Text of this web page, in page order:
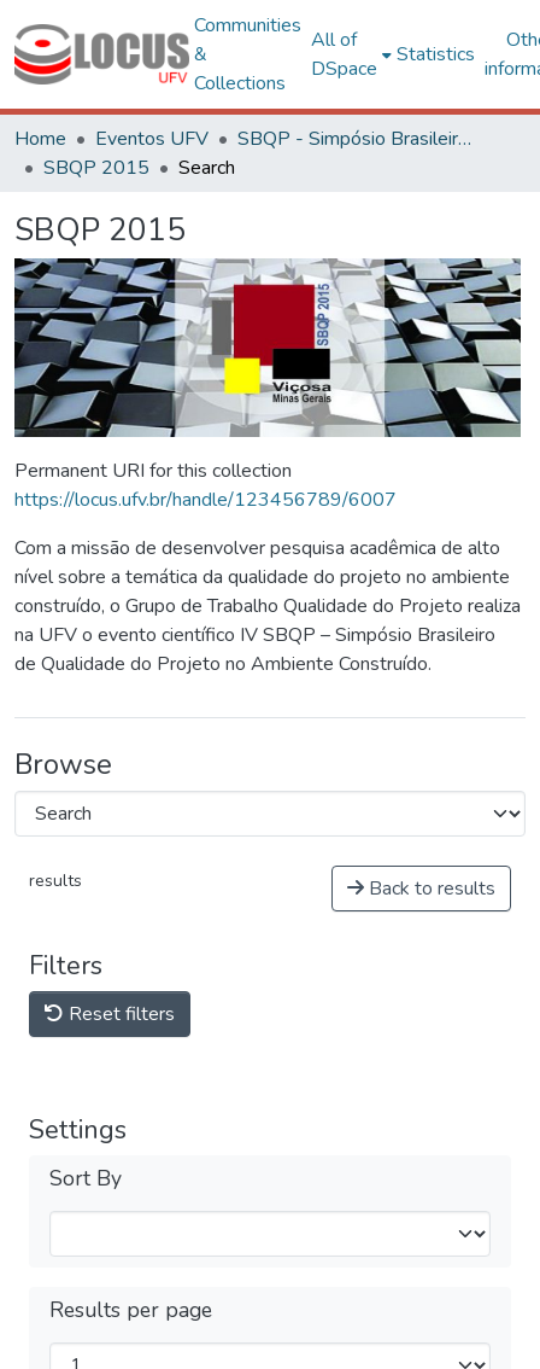
Communities
&
Collections
All of
DSpace
Statistics
Home Eventos UFV
SBQP - Simpósio Brasileiro de Qualidade do Projeto no Ambiente Construído
SBQP 2015
Search
SBQP 2015
Permanent URI for this collection
https://locus.ufv.br/handle/123456789/6007
Com a missão de desenvolver pesquisa acadêmica de alto
nível sobre a temática da qualidade do projeto no ambiente
construído, o Grupo de Trabalho Qualidade do Projeto realiza
na UFV o evento científico IV SBQP – Simpósio Brasileiro
de Qualidade do Projeto no Ambiente Construído.
Browse
results Back to results
Filters
Reset filters
Settings
Sort By
Results per page